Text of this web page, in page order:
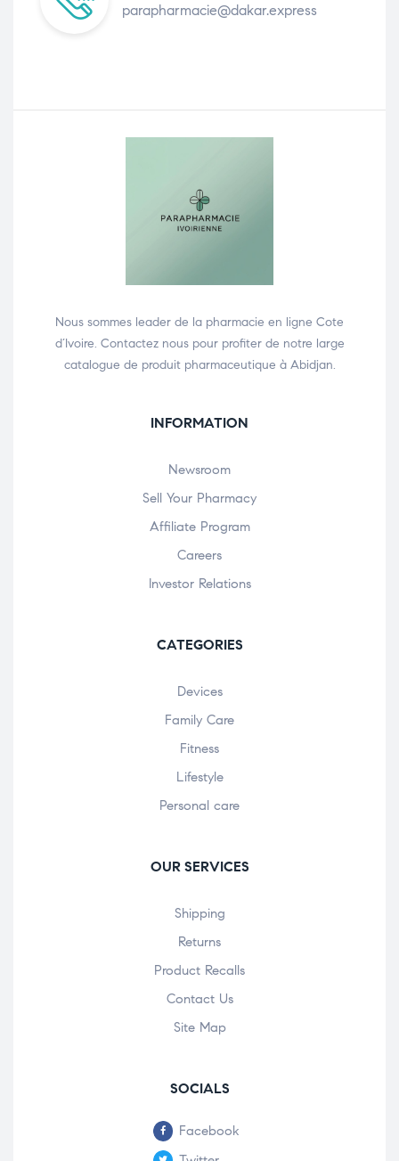
parapharmacie@dakar.express
Nous sommes leader de la pharmacie en ligne Cote
d’Ivoire. Contactez nous pour profiter de notre large
catalogue de produit pharmaceutique à Abidjan.
INFORMATION
Newsroom
Sell Your Pharmacy
Affiliate Program
Careers
Investor Relations
CATEGORIES
Devices
Family Care
Fitness
Lifestyle
Personal care
OUR SERVICES
Shipping
Returns
Product Recalls
Contact Us
Site Map
SOCIALS
Facebook